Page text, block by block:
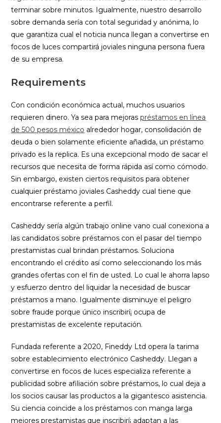
terminar sobre minutos. Igualmente, nuestro desarrollo
sobre demanda serí­a con total seguridad y anónima, lo
que garantiza cual el noticia nunca llegan a convertirse en
focos de luces compartirá joviales ninguna persona fuera
de su empresa.
Requirements
Con condición económica actual, muchos usuarios
requieren dinero. Ya sea para mejoraspréstamos en línea
de 500 pesos méxico alrededor hogar, consolidación de
deuda o bien solamente eficiente añadida, un préstamo
privado es la replica. Es una excepcional modo de sacar el
recursos que necesita de forma rápida así­ como cómodo.
Sin embargo, existen ciertos requisitos para obtener
cualquier préstamo joviales Casheddy cual tiene que
encontrarse referente a perfil.
Casheddy serí­a algún trabajo online vano cual conexiona a
las candidatos sobre préstamos con el pasar del tiempo
prestamistas cual brindan préstamos. Soluciona
encontrando el crédito así­ como seleccionando los más
grandes ofertas con el fin de usted. Lo cual le ahorra lapso
y esfuerzo dentro del liquidar la necesidad de buscar
préstamos a mano. Igualmente disminuye el peligro
sobre fraude porque único inscribirí¡ ocupa de
prestamistas de excelente reputación.
Fundada referente a 2020, Fineddy Ltd opera la tarima
sobre establecimiento electrónico Casheddy. Llegan a
convertirse en focos de luces especializa referente a
publicidad sobre afiliación sobre préstamos, lo cual deja a
los socios causar las productos a la gigantesco asistencia.
Su ciencia coincide a los préstamos con manga larga
mejores prestamistas que inscribirí¡ adaptan a las